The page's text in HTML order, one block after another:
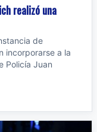
realizó una
de
incorporarse a la
Policía Juan